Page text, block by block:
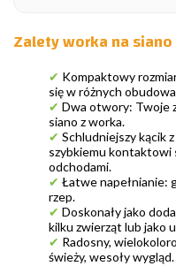
Zalety worka na
✔ Kompaktowy
się w różnych
✔ Dwa otwory: Twoje
siano z worka.
✔ Schludniejszy kącik
szybkiemu kontaktowi
odchodami.
✔ Łatwe napełnianie:
rzep.
✔ Doskonały jako
kilku zwierząt lub jako
✔ Radosny,
świeży, wesoły wygląd.